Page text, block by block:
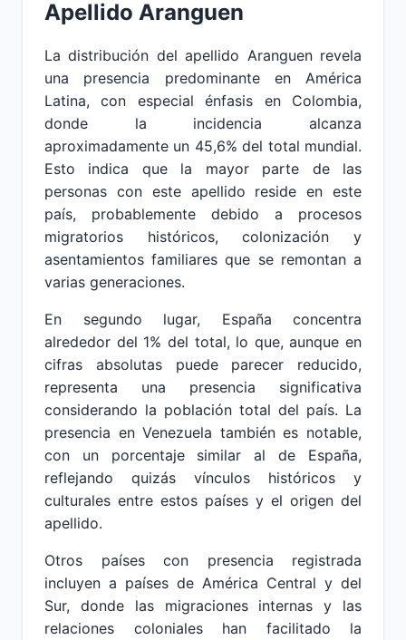
Apellido Aranguen
La distribución del apellido Aranguen revela
una presencia predominante en América
Latina, con especial énfasis en Colombia,
donde la incidencia alcanza
aproximadamente un 45,6% del total mundial.
Esto indica que la mayor parte de las
personas con este apellido reside en este
país, probablemente debido a procesos
migratorios históricos, colonización y
asentamientos familiares que se remontan a
varias generaciones.
En segundo lugar, España concentra
alrededor del 1% del total, lo que, aunque en
cifras absolutas puede parecer reducido,
representa una presencia significativa
considerando la población total del país. La
presencia en Venezuela también es notable,
con un porcentaje similar al de España,
reflejando quizás vínculos históricos y
culturales entre estos países y el origen del
apellido.
Otros países con presencia registrada
incluyen a países de América Central y del
Sur, donde las migraciones internas y las
relaciones coloniales han facilitado la